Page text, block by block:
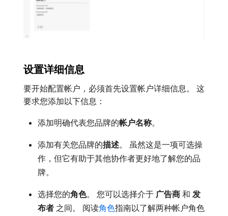
设置详细信息
要开始配置帐户，必须首先设置帐户详细信息。 这
要求您添加以下信息：
添加明确代表您品牌的​帐户名称。
添加有关您品牌的​描述。 虽然这是一项可选操
作，但它有助于其他协作者更好地了解您的品
牌。
选择您的​角色。 您可以选择介于​ 广告商 ​和​ 发
布者 ​之间。 阅读角色指南以了解两种帐户角色